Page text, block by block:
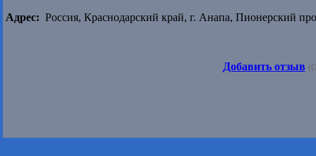
Адрес: Россия, Краснодарский край, г. Анапа, Пионерский
Добавить отзыв